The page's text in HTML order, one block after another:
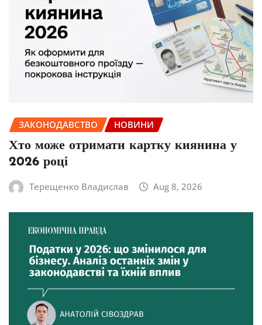
ЗАКОНОДАВСТВО НОВИНИ
Хто може отримати картку киянина у
2026 році
Терещенко Владислав Aug 8, 2026